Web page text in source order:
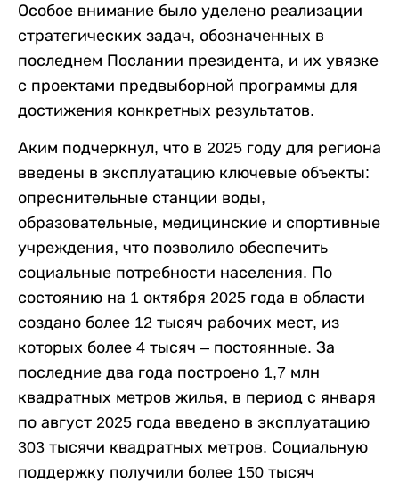
Особое внимание было уделено реализации
стратегических задач, обозначенных в
последнем Послании президента, и их увязке
с проектами предвыборной программы для
достижения конкретных результатов.
Аким подчеркнул, что в 2025 году для региона
введены в эксплуатацию ключевые объекты:
опреснительные станции воды,
образовательные, медицинские и спортивные
учреждения, что позволило обеспечить
социальные потребности населения. По
состоянию на 1 октября 2025 года в области
создано более 12 тысяч рабочих мест, из
которых более 4 тысяч – постоянные. За
последние два года построено 1,7 млн
квадратных метров жилья, в период с января
по август 2025 года введено в эксплуатацию
303 тысячи квадратных метров. Социальную
поддержку получили более 150 тысяч